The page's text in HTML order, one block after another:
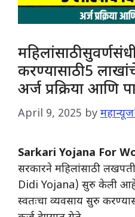
महिलांसाठी
करण्यासाठी 5
अर्ज प्रक्रिया आणि
April 9, 2025 by
Sarkari Yojana For
सरकारने महिलांसाठी
Didi Yojana) सुरु केली
स्वतःचा व्यवसाय सुरु